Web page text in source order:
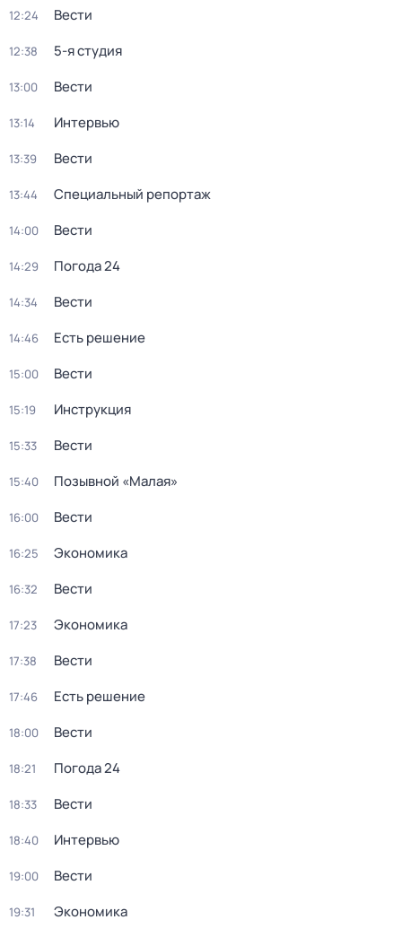
12:24 Вести
12:38 5-я студия
13:00 Вести
13:14 Интервью
13:39 Вести
13:44 Специальный репортаж
14:00 Вести
14:29 Погода 24
14:34 Вести
14:46 Есть решение
15:00 Вести
15:19 Инструкция
15:33 Вести
15:40 Позывной «Малая»
16:00 Вести
16:25 Экономика
16:32 Вести
17:23 Экономика
17:38 Вести
17:46 Есть решение
18:00 Вести
18:21 Погода 24
18:33 Вести
18:40 Интервью
19:00 Вести
19:31 Экономика